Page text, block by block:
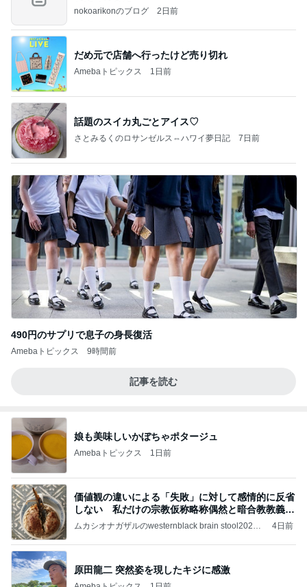
nokoarikonのブログ 2日前
だめ元で店舗へ行ったけど売り切れ
Amebaトピックス 1日前
話題のスイカ丸ごとアイス♡
さとみるくのロサンゼルス⇔ハワイ夢日記 7日前
490円のサプリで息子の身長復活
Amebaトピックス 9時間前
記事を読む
娘も美味しいかぼちゃポタージュ
Amebaトピックス 1日前
価値観の違いによる「失敗」に対して感情的に反省
しない 私だけの宗教仮称略称偶然と暗合教教義候
補
ムカシオナガザルのwesternblack brain stool2024
ガザル
4日前
原田龍二 突然姿を現したキジに感激